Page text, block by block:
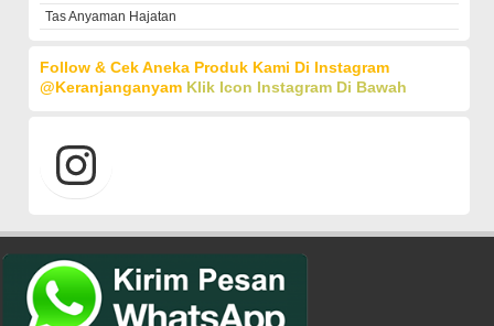
Tas Anyaman Hajatan
Follow & Cek Aneka Produk Kami Di Instagram
@keranjanganyam Klik Icon Instagram Di Bawah